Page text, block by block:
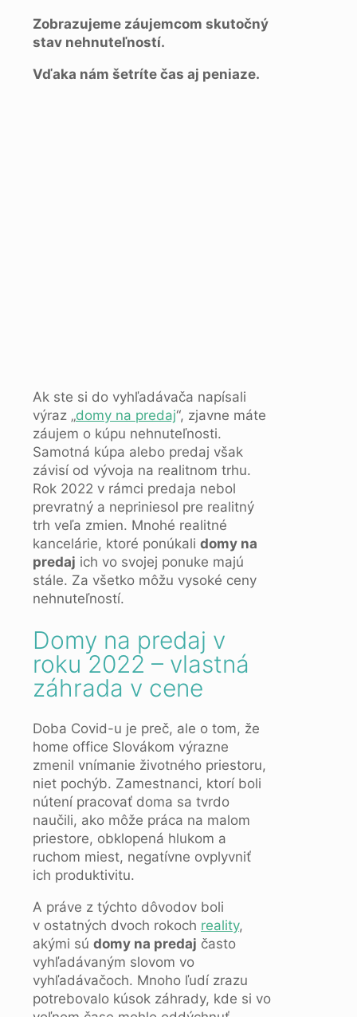
Zobrazujeme záujemcom skutočný
stav nehnuteľností.
Vďaka nám šetríte čas aj peniaze.
Ak ste si do vyhľadávača napísali
výraz „domy na predaj“, zjavne máte
záujem o kúpu nehnuteľnosti.
Samotná kúpa alebo predaj však
závisí od vývoja na realitnom trhu.
Rok 2022 v rámci predaja nebol
prevratný a nepriniesol pre realitný
trh veľa zmien. Mnohé realitné
kancelárie, ktoré ponúkali domy na
predaj ich vo svojej ponuke majú
stále. Za všetko môžu vysoké ceny
nehnuteľností.
Domy na predaj v
roku 2022 – vlastná
záhrada v cene
Doba Covid-u je preč, ale o tom, že
home office Slovákom výrazne
zmenil vnímanie životného priestoru,
niet pochýb. Zamestnanci, ktorí boli
nútení pracovať doma sa tvrdo
naučili, ako môže práca na malom
priestore, obklopená hlukom a
ruchom miest, negatívne ovplyvniť
ich produktivitu.
A práve z týchto dôvodov boli
v ostatných dvoch rokoch reality,
akými sú domy na predaj často
vyhľadávaným slovom vo
vyhľadávačoch. Mnoho ľudí zrazu
potrebovalo kúsok záhrady, kde si vo